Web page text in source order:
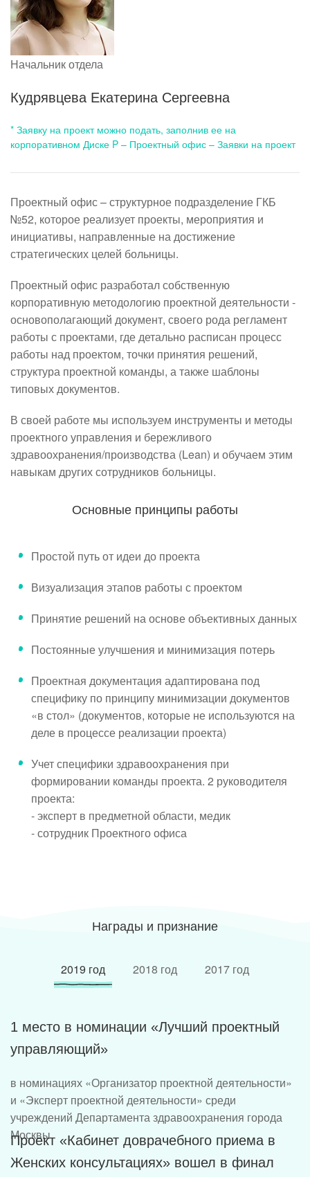
Начальник отдела
Кудрявцева Екатерина Сергеевна
* Заявку на проект можно подать, заполнив ее на
корпоративном Диске P – Проектный офис – Заявки на проект
Проектный офис – структурное подразделение ГКБ
№52, которое реализует проекты, мероприятия и
инициативы, направленные на достижение
стратегических целей больницы.
Проектный офис разработал собственную
корпоративную методологию проектной деятельности -
основополагающий документ, своего рода регламент
работы с проектами, где детально расписан процесс
работы над проектом, точки принятия решений,
структура проектной команды, а также шаблоны
типовых документов.
В своей работе мы используем инструменты и методы
проектного управления и бережливого
здравоохранения/производства (Lean) и обучаем этим
навыкам других сотрудников больницы.
Основные принципы работы
Простой путь от идеи до проекта
Визуализация этапов работы с проектом
Принятие решений на основе объективных данных
Постоянные улучшения и минимизация потерь
Проектная документация адаптирована под
специфику по принципу минимизации документов
«в стол» (документов, которые не используются на
деле в процессе реализации проекта)
Учет специфики здравоохранения при
формировании команды проекта. 2 руководителя
проекта:
- эксперт в предметной области, медик
- сотрудник Проектного офиса
Награды и признание
2019 год 2018 год 2017 год
1 место в номинации «Лучший проектный
управляющий»
в номинациях «Организатор проектной деятельности»
и «Эксперт проектной деятельности» среди
учреждений Департамента здравоохранения города
Москвы
Проект «Кабинет доврачебного приема в
Женских консультациях» вошел в финал